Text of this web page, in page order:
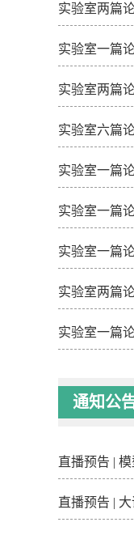
实验室两篇
实验室一篇
实验室两篇
实验室六篇
实验室一篇论
实验室一篇
实验室一篇
实验室两篇
实验室一篇
通知公
直播预告 |
直播预告 |